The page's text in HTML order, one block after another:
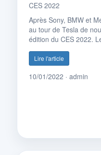
CES 2022
Après Sony, BMW et
au tour de Tesla de
édition du CES 2022.
Lire l'article
10/01/2022 · admin